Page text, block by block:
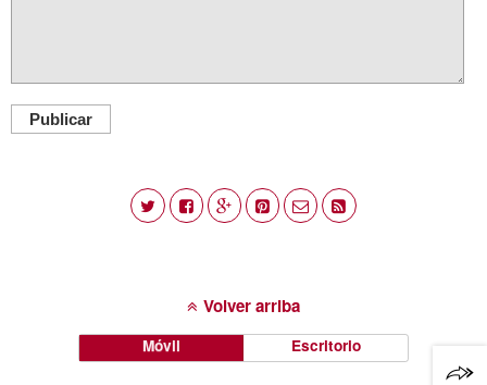
Publicar
Volver arriba
Móvil Escritorio